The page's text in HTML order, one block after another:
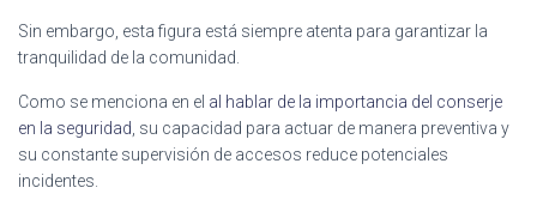
Sin embargo, esta figura está siempre atenta para garantizar la
tranquilidad de la comunidad.
Como se menciona en el al hablar de la importancia del conserje
en la seguridad , su capacidad para actuar de manera preventiva y
su constante supervisión de accesos reduce potenciales
incidentes.